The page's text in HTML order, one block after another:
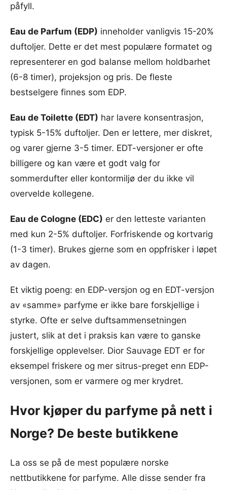
påfyll.
Eau de Parfum (EDP) inneholder vanligvis 15-20%
duftoljer. Dette er det mest populære formatet og
representerer en god balanse mellom holdbarhet
(6-8 timer), projeksjon og pris. De fleste
bestselgere finnes som EDP.
Eau de Toilette (EDT) har lavere konsentrasjon,
typisk 5-15% duftoljer. Den er lettere, mer diskret,
og varer gjerne 3-5 timer. EDT-versjoner er ofte
billigere og kan være et godt valg for
sommerdufter eller kontormiljø der du ikke vil
overvelde kollegene.
Eau de Cologne (EDC) er den letteste varianten
med kun 2-5% duftoljer. Forfriskende og kortvarig
(1-3 timer). Brukes gjerne som en oppfrisker i løpet
av dagen.
Et viktig poeng: en EDP-versjon og en EDT-versjon
av «samme» parfyme er ikke bare forskjellige i
styrke. Ofte er selve duftsammensetningen
justert, slik at det i praksis kan være to ganske
forskjellige opplevelser. Dior Sauvage EDT er for
eksempel friskere og mer sitrus-preget enn EDP-
versjonen, som er varmere og mer krydret.
Hvor kjøper du parfyme på nett i
Norge? De beste butikkene
La oss se på de mest populære norske
nettbutikkene for parfyme. Alle disse sender fra